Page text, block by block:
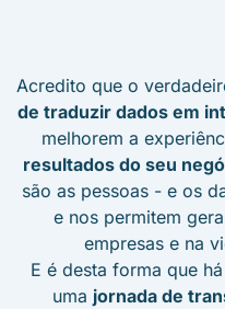
Acredito que o
de traduzir dados em
melhorem a
resultados do seu
são as pessoas - e os
e nos permitem
empresas e na
E é desta forma que
uma jornada de